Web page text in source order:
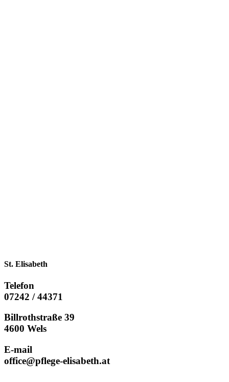
St. Elisabeth
Telefon
07242 / 44371
Billrothstraße 39
4600 Wels
E-mail
office@pflege-elisabeth.at